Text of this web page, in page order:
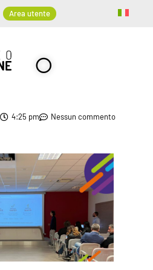
Area utente
4:25 pm Nessun commento